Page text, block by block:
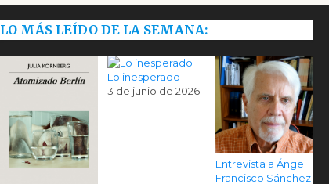
LO MÁS LEÍDO DE LA SEMANA:
Lo inesperado
3 de junio de 2026
Entrevista a Ángel
Francisco Sánchez